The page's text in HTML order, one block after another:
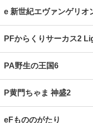
e 新世紀エヴァンゲリオ
PFからくりサーカス2
PA野生の王国6
P黄門ちゃま 神盛2
eFもののがたり